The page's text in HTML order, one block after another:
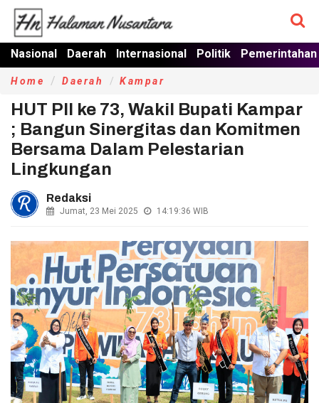
Nasional Daerah Internasional Politik Pemerintahan
Home Daerah Kampar
HUT PII ke 73, Wakil Bupati Kampar
; Bangun Sinergitas dan Komitmen
Bersama Dalam Pelestarian
Lingkungan
Redaksi
Jumat, 23 Mei 2025 14:19:36 WIB